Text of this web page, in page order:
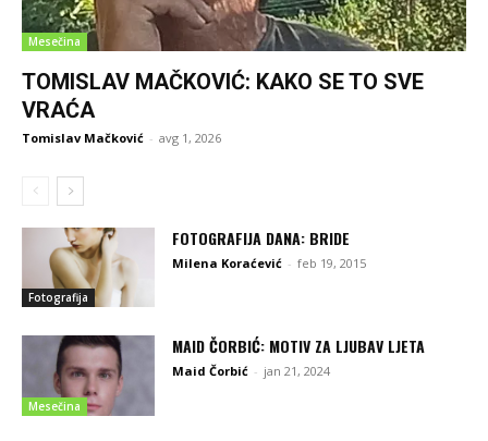
Mesečina
TOMISLAV MAČKOVIĆ: KAKO SE TO SVE
VRAĆA
Tomislav Mačković - avg 1, 2026
Fotografija
FOTOGRAFIJA DANA: BRIDE
Milena Koraćević - feb 19, 2015
Mesečina
MAID ČORBIĆ: MOTIV ZA LJUBAV LJETA
Maid Čorbić - jan 21, 2024